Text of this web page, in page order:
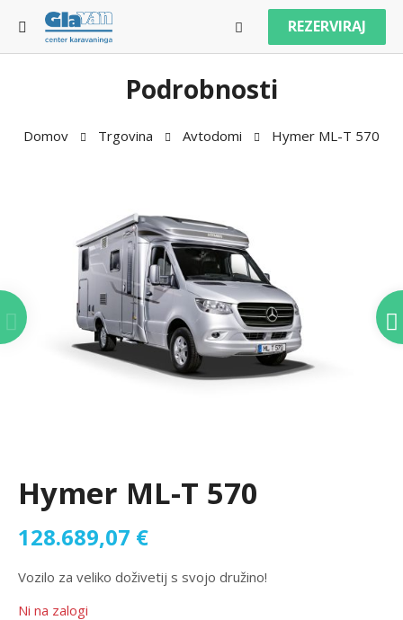
REZERVIRAJ
Podrobnosti
Domov Trgovina Avtodomi Hymer ML-T 570
Hymer ML-T 570
128.689,07 €
Vozilo za veliko doživetij s svojo družino!
Ni na zalogi